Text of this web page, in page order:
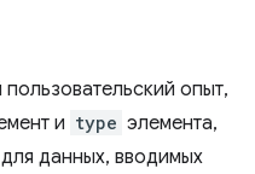
опыт,
и type элемента,
данных, вводимых